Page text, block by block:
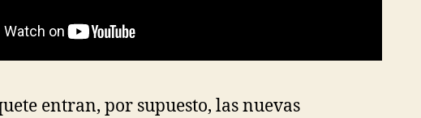
entran, por supuesto, las nuevas